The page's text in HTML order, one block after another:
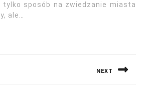
tylko sposób na zwiedzanie miasta
ale…
NEXT